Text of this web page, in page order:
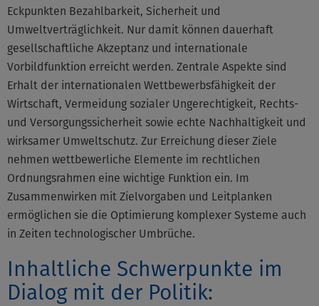
Eckpunkten Bezahlbarkeit, Sicherheit und
Umweltverträglichkeit. Nur damit können dauerhaft
gesellschaftliche Akzeptanz und internationale
Vorbildfunktion erreicht werden. Zentrale Aspekte sind
Erhalt der internationalen Wettbewerbsfähigkeit der
Wirtschaft, Vermeidung sozialer Ungerechtigkeit, Rechts-
und Versorgungssicherheit sowie echte Nachhaltigkeit und
wirksamer Umweltschutz. Zur Erreichung dieser Ziele
nehmen wettbewerliche Elemente im rechtlichen
Ordnungsrahmen eine wichtige Funktion ein. Im
Zusammenwirken mit Zielvorgaben und Leitplanken
ermöglichen sie die Optimierung komplexer Systeme auch
in Zeiten technologischer Umbrüche.
Inhaltliche Schwerpunkte im
Dialog mit der Politik: